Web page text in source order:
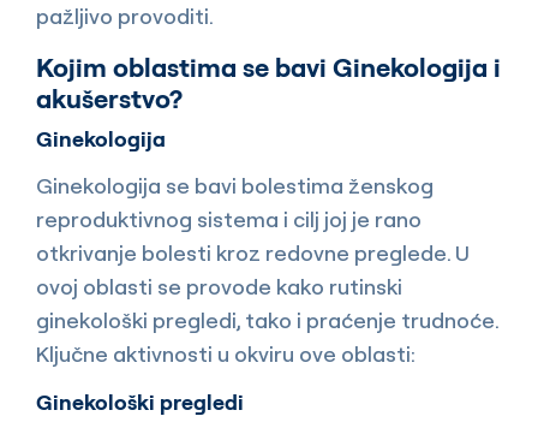
pažljivo provoditi.
Kojim oblastima se bavi Ginekologija i
akušerstvo?
Ginekologija
Ginekologija se bavi bolestima ženskog
reproduktivnog sistema i cilj joj je rano
otkrivanje bolesti kroz redovne preglede. U
ovoj oblasti se provode kako rutinski
ginekološki pregledi, tako i praćenje trudnoće.
Ključne aktivnosti u okviru ove oblasti:
Ginekološki pregledi